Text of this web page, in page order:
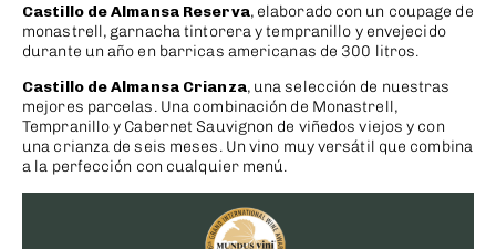
Castillo de Almansa Reserva, elaborado con un coupage de
monastrell, garnacha tintorera y tempranillo y envejecido
durante un año en barricas americanas de 300 litros.
Castillo de Almansa Crianza, una selección de nuestras
mejores parcelas. Una combinación de Monastrell,
Tempranillo y Cabernet Sauvignon de viñedos viejos y con
una crianza de seis meses. Un vino muy versátil que combina
a la perfección con cualquier menú.